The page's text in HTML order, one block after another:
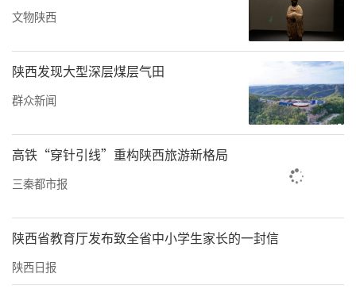
感谢他们为党和国家事业发展作出的积极贡
文物陕西
陕西发现大型深层煤层气田
群众新闻
高铁“穿针引线”重构陕西旅游新格局
三秦都市报
陕西省教育厅发布致全省中小学生家长的一封信
陕西日报